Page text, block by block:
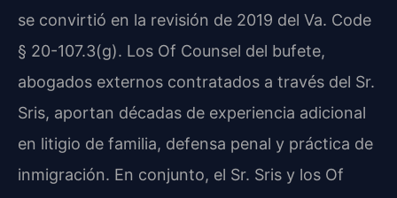
se convirtió en la revisión de 2019 del Va. Code
§ 20-107.3(g). Los Of Counsel del bufete,
abogados externos contratados a través del Sr.
Sris, aportan décadas de experiencia adicional
en litigio de familia, defensa penal y práctica de
inmigración. En conjunto, el Sr. Sris y los Of